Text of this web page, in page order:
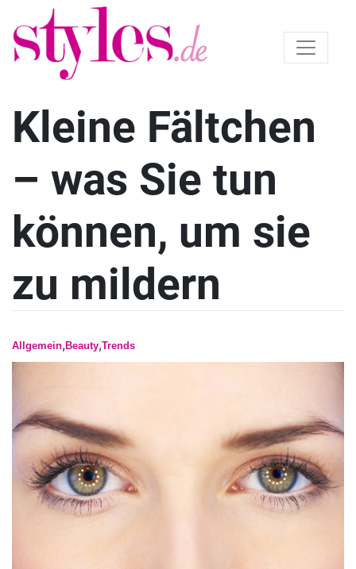
Kleine Fältchen
– was Sie tun
können, um sie
zu mildern
Allgemein, Beauty,Trends